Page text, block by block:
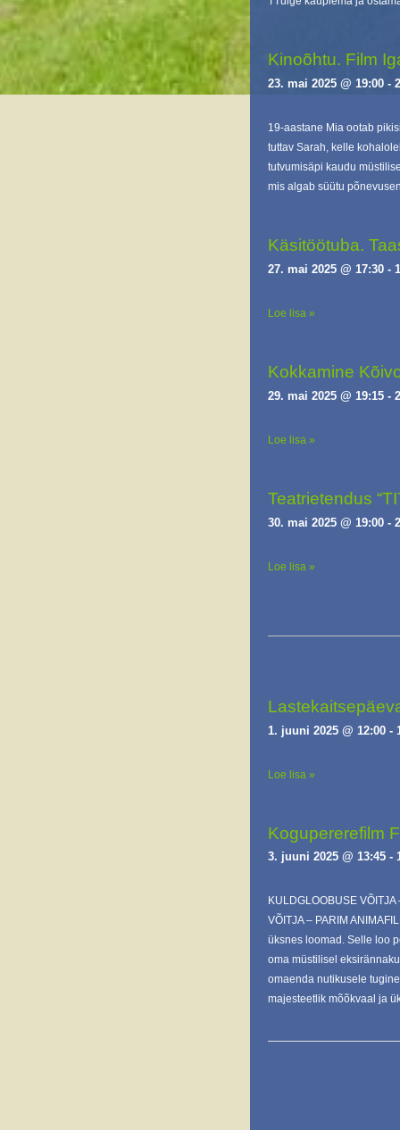
Kinoõhtu. Film
23. mai 2025 @ 19:00 -
19-aastane Mia ootab
tuttav Sarah, kelle
tutvumisäpi kaudu
mis algab süütu
Käsitöötuba.
27. mai 2025 @ 17:30 -
Loe lisa »
Kokkamine
29. mai 2025 @ 19:15 -
Loe lisa »
Teatrietendus
30. mai 2025 @ 19:00 -
Loe lisa »
1. juuni 2025 @ 12:00 -
Loe lisa »
Kogupererefilm
3. juuni 2025 @ 13:45 -
KULDGLOOBUSE
VÕITJA – PARIM
üksnes loomad. Selle loo
oma müstilisel
omaenda nutikusele
majesteetlik mõõkvaal ja